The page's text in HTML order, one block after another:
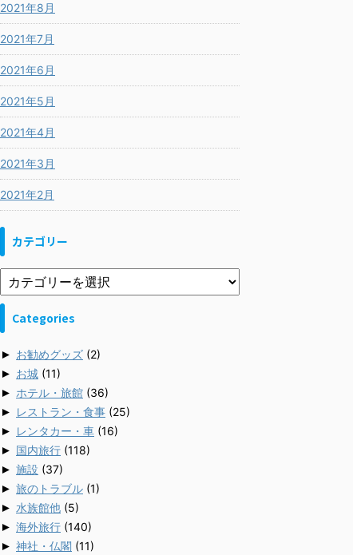
2021年8月
2021年7月
2021年6月
2021年5月
2021年4月
2021年3月
2021年2月
カテゴリー
Categories
► お勧めグッズ (2)
► お城 (11)
► ホテル・旅館 (36)
► レストラン・食事 (25)
► レンタカー・車 (16)
► 国内旅行 (118)
► 施設 (37)
► 旅のトラブル (1)
► 水族館他 (5)
► 海外旅行 (140)
► 神社・仏閣 (11)